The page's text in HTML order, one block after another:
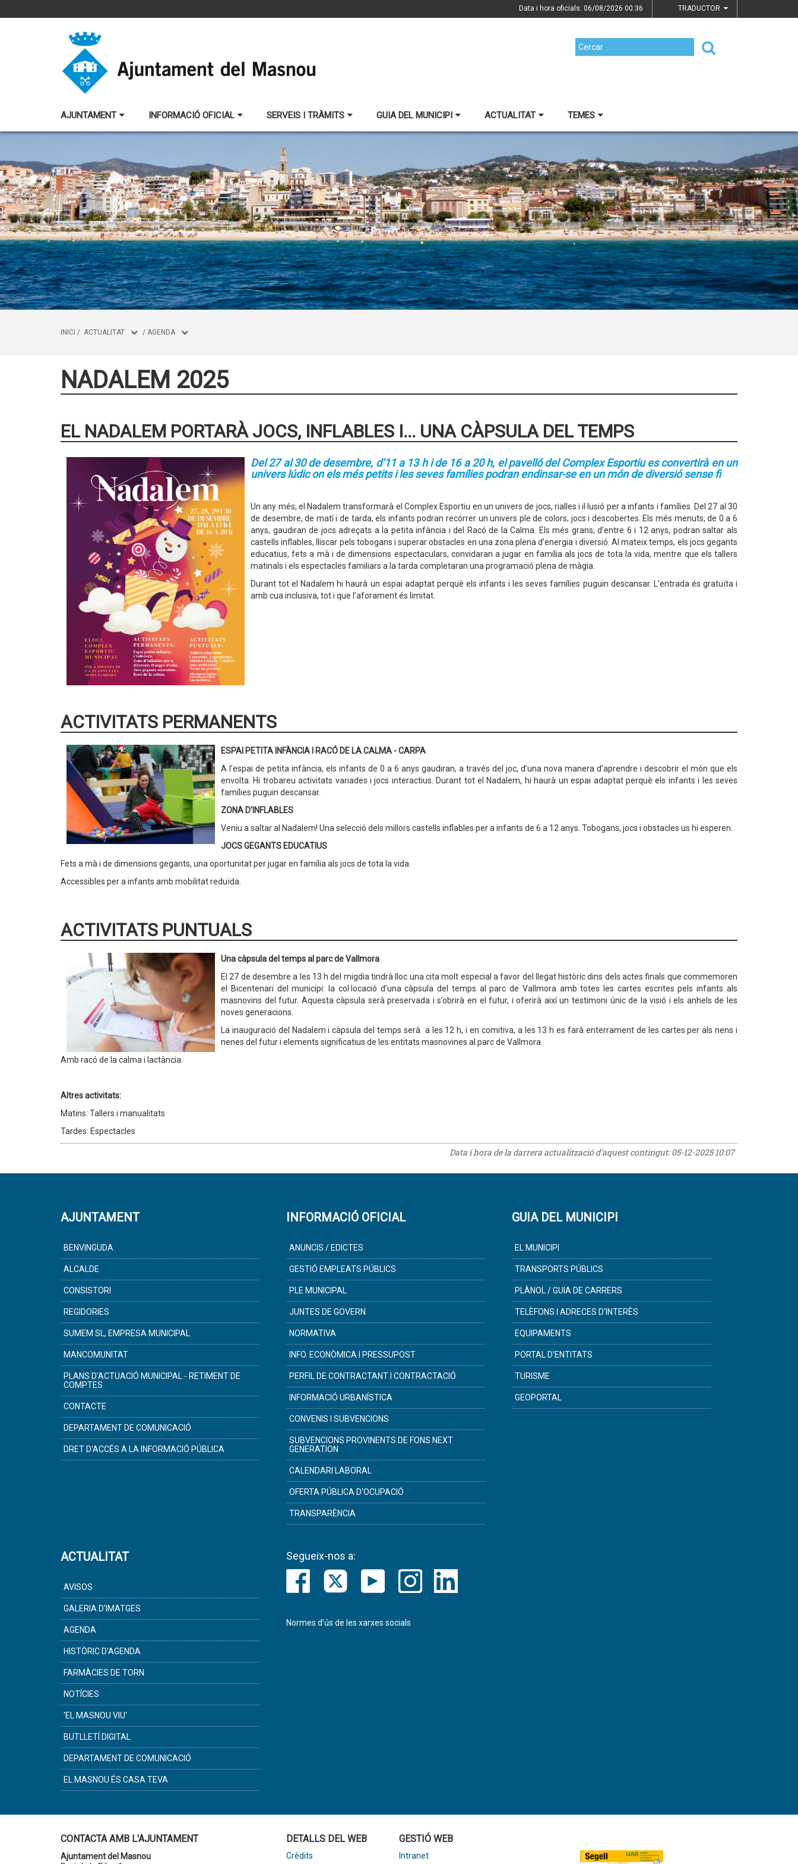
Data i hora oficials: 06/08/2026 00:36 TRADUCTOR
AJUNTAMENT INFORMACIÓ OFICIAL SERVEIS I TRÀMITS GUIA DEL MUNICIPI ACTUALITAT TEMES
INICI / ACTUALITAT / AGENDA
NADALEM 2025
EL NADALEM PORTARÀ JOCS, INFLABLES I... UNA CÀPSULA DEL TEMPS
Del 27 al 30 de desembre, d’11 a 13 h i de 16 a 20 h, el pavelló del Complex Esportiu es convertirà en un
univers lúdic on els més petits i les seves famílies podran endinsar-se en un món de diversió sense fi
Un any més, el Nadalem transformarà el Complex Esportiu en un univers de jocs, rialles i il·lusió per a infants i famílies. Del 27 al 30
de desembre, de matí i de tarda, els infants podran recórrer un univers ple de colors, jocs i descobertes. Els més menuts, de 0 a 6
anys, gaudiran de jocs adreçats a la petita infància i del Racó de la Calma. Els més grans, d’entre 6 i 12 anys, podran saltar als
castells inflables, lliscar pels tobogans i superar obstacles en una zona plena d’energia i diversió. Al mateix temps, els jocs gegants
educatius, fets a mà i de dimensions espectaculars, convidaran a jugar en família als jocs de tota la vida, mentre que els tallers
matinals i els espectacles familiars a la tarda completaran una programació plena de màgia.
Durant tot el Nadalem hi haurà un espai adaptat perquè els infants i les seves famílies puguin descansar. L’entrada és gratuïta i
amb cua inclusiva, tot i que l’aforament és limitat.
ACTIVITATS PERMANENTS
ESPAI PETITA INFÀNCIA I RACÓ DE LA CALMA - CARPA
A l’espai de petita infància, els infants de 0 a 6 anys gaudiran, a través del joc, d’una nova manera d’aprendre i descobrir el món que els
envolta. Hi trobareu activitats variades i jocs interactius. Durant tot el Nadalem, hi haurà un espai adaptat perquè els infants i les seves
famílies puguin descansar.
ZONA D’INFLABLES
Veniu a saltar al Nadalem! Una selecció dels millors castells inflables per a infants de 6 a 12 anys. Tobogans, jocs i obstacles us hi esperen.
JOCS GEGANTS EDUCATIUS
Fets a mà i de dimensions gegants, una oportunitat per jugar en família als jocs de tota la vida.
Accessibles per a infants amb mobilitat reduïda.
ACTIVITATS PUNTUALS
Una càpsula del temps al parc de Vallmora
El 27 de desembre a les 13 h del migdia tindrà lloc una cita molt especial a favor del llegat històric dins dels actes finals que commemoren
el Bicentenari del municipi: la col·locació d’una càpsula del temps al parc de Vallmora amb totes les cartes escrites pels infants als
masnovins del futur. Aquesta càpsula serà preservada i s’obrirà en el futur, i oferirà així un testimoni únic de la visió i els anhels de les
noves generacions.
La inauguració del Nadalem i càpsula del temps serà a les 12 h, i en comitiva, a les 13 h es farà enterrament de les cartes per als nens i
nenes del futur i elements significatius de les entitats masnovines al parc de Vallmora.
Amb racó de la calma i lactància.
Altres activitats:
Matins: Tallers i manualitats
Tardes: Espectacles
Data i hora de la darrera actualització d'aquest contingut:05-12-2025 10:07
AJUNTAMENT
BENVINGUDA
ALCALDE
CONSISTORI
REGIDORIES
SUMEM SL, EMPRESA MUNICIPAL
MANCOMUNITAT
PLANS D'ACTUACIÓ MUNICIPAL - RETIMENT DE
COMPTES
CONTACTE
DEPARTAMENT DE COMUNICACIÓ
DRET D'ACCÉS A LA INFORMACIÓ PÚBLICA
INFORMACIÓ OFICIAL
ANUNCIS / EDICTES
GESTIÓ EMPLEATS PÚBLICS
PLE MUNICIPAL
JUNTES DE GOVERN
NORMATIVA
INFO. ECONÒMICA I PRESSUPOST
PERFIL DE CONTRACTANT I CONTRACTACIÓ
INFORMACIÓ URBANÍSTICA
CONVENIS I SUBVENCIONS
SUBVENCIONS PROVINENTS DE FONS NEXT
GENERATION
CALENDARI LABORAL
OFERTA PÚBLICA D'OCUPACIÓ
TRANSPARÈNCIA
GUIA DEL MUNICIPI
EL MUNICIPI
TRANSPORTS PÚBLICS
PLÀNOL / GUIA DE CARRERS
TELÈFONS I ADRECES D'INTERÈS
EQUIPAMENTS
PORTAL D'ENTITATS
TURISME
GEOPORTAL
ACTUALITAT
AVISOS
GALERIA D'IMATGES
AGENDA
HISTÒRIC D'AGENDA
FARMÀCIES DE TORN
NOTÍCIES
'EL MASNOU VIU'
BUTLLETÍ DIGITAL
DEPARTAMENT DE COMUNICACIÓ
EL MASNOU ÉS CASA TEVA
Segueix-nos a:
Normes d’ús de les xarxes socials
CONTACTA AMB L'AJUNTAMENT
Ajuntament del Masnou
DETALLS DEL WEB
Crèdits
GESTIÓ WEB
Intranet